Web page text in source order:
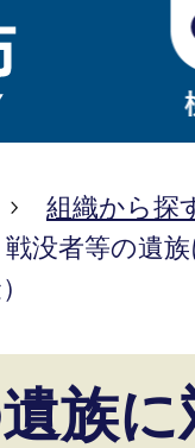
組織から探
戦没者等の遺
族